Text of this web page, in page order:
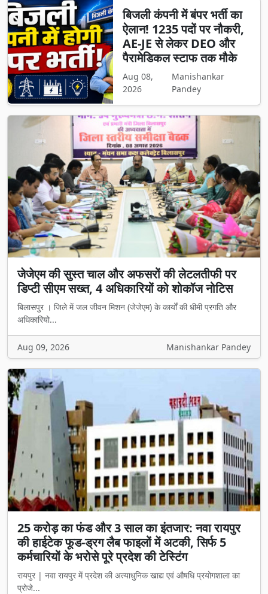
बिजली कंपनी में बंपर भर्ती का
ऐलान! 1235 पदों पर नौकरी,
AE-JE से लेकर DEO और
पैरामेडिकल स्टाफ तक मौके
Aug 08,
2026
Manishankar
Pandey
जेजेएम की सुस्त चाल और अफसरों की लेटलतीफी पर
डिप्टी सीएम सख्त, 4 अधिकारियों को शोकॉज नोटिस
बिलासपुर । जिले में जल जीवन मिशन (जेजेएम) के कार्यों की धीमी प्रगति और
अधिकारियो...
Aug 09, 2026 Manishankar Pandey
25 करोड़ का फंड और 3 साल का इंतजार: नवा रायपुर
की हाईटेक फूड-ड्रग लैब फाइलों में अटकी, सिर्फ 5
कर्मचारियों के भरोसे पूरे प्रदेश की टेस्टिंग
रायपुर | नवा रायपुर में प्रदेश की अत्याधुनिक खाद्य एवं औषधि प्रयोगशाला का
प्रोजे...